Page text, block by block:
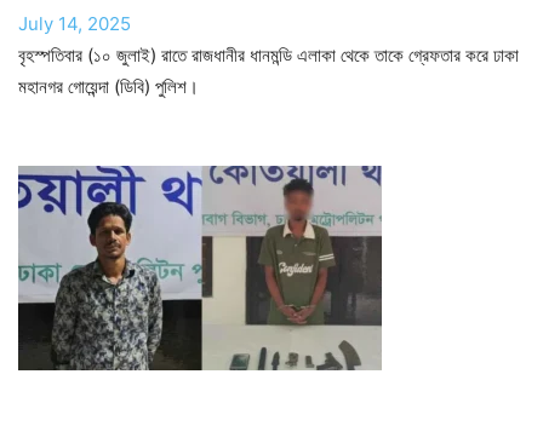
July 14, 2025
বৃহস্পতিবার (১০ জুলাই) রাতে রাজধানীর ধানমন্ডি এলাকা থেকে তাকে গ্রেফতার করে ঢাকা
মহানগর গোয়েন্দা (ডিবি) পুলিশ।